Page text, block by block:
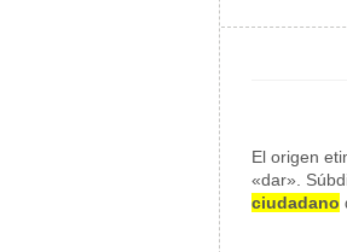
El origen
«dar».
ciudadano